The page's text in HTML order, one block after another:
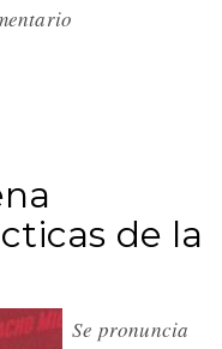
de la
Se pronuncia